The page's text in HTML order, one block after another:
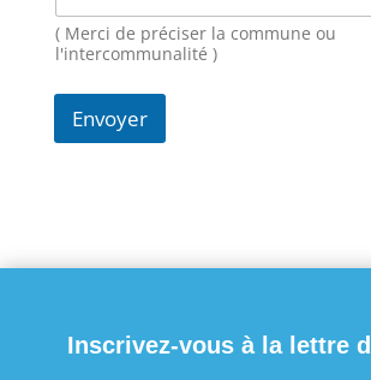
M
e
s
g
( Merci de préciser la commune ou
l'intercommunalité )
Envoyer
Inscrivez-vous à la lettre